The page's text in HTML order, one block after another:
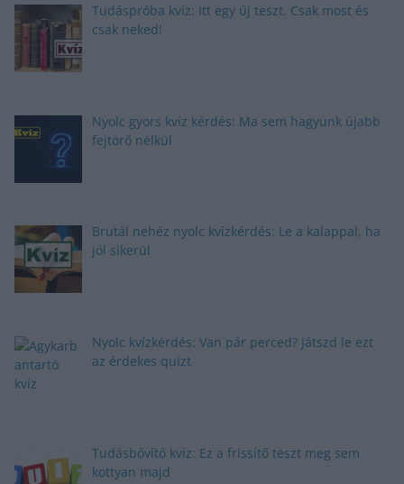
Tudáspróba kvíz: Itt egy új teszt. Csak most és
csak neked!
Nyolc gyors kvíz kérdés: Ma sem hagyunk újabb
fejtörő nélkül
Brutál nehéz nyolc kvízkérdés: Le a kalappal, ha
jól sikerül
Nyolc kvízkérdés: Van pár perced? Játszd le ezt
az érdekes quizt
Tudásbővítő kvíz: Ez a frissítő teszt meg sem
kottyan majd